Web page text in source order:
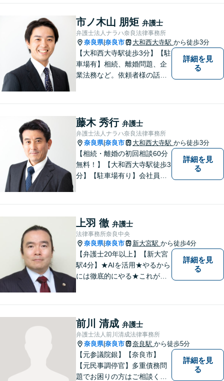
市ノ木山 朋矩 弁護士
弁護士法人ナラハ奈良法律事務所
奈良県|奈良市 大和西大寺駅 から徒歩3分
【大和西大寺駅徒歩3分】【駐
車場有】相続、離婚問題、企
業法務など。依頼者様の話を
と聞いても良いのかな」など
と思わず、ぜひ一度ご相談く
ださい。【お子様連れ相談
可】
詳細を見
る
藤木 秀行 弁護士
弁護士法人ナラハ奈良法律事務所
奈良県|奈良市 大和西大寺駅 から徒歩3分
【相続・離婚の初回相談60分
無料！】【大和西大寺駅徒歩3
分】【駐車場有り】会社員を
ましたら、どうぞお気軽にご
相談ください。【お子様連れ
相談可】
詳細を見
る
上羽 徹 弁護士
法律事務所奈良中央
奈良県|奈良市 新大宮駅 から徒歩4分
【弁護士20年以上】【新大宮
駅4分】★AIを活用★やるから
には徹底的にやる★これが私
も惜しみません！「不安を安
心に」丁寧にサポートしま
す。お気軽にご相談ください
詳細を見
る
前川 清成 弁護士
弁護士法人前川清成法律事務所
奈良県|奈良市 奈良駅 から徒歩5分
【元参議院銀】【奈良市】
【元民事調停官】多重債務問
題でお困りの方はご相談くだ
詳細を見
る